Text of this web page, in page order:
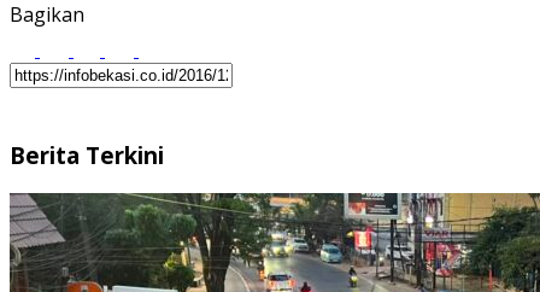
Bagikan
Berita Terkini